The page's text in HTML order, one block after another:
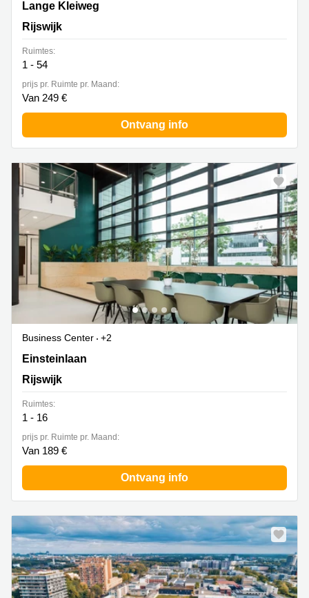
Lange Kleiweg 40, Rijswijk
Lange Kleiweg
Rijswijk
Ruimtes:
1 - 54
prijs pr. Ruimte pr. Maand:
Van 249 €
Ontvang info
Business Center
+2
Einsteinlaan 28, Rijswijk
Einsteinlaan
Rijswijk
Ruimtes:
1 - 16
prijs pr. Ruimte pr. Maand:
Van 189 €
Ontvang info